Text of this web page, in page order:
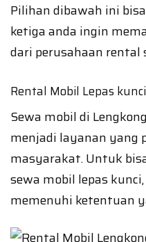
Pilihan dibawah ini
ketiga anda ingin
dari perusahaan rental
Rental Mobil Lepas
Sewa mobil di
menjadi layanan yang
masyarakat. Untuk
sewa mobil lepas
memenuhi ketentuan